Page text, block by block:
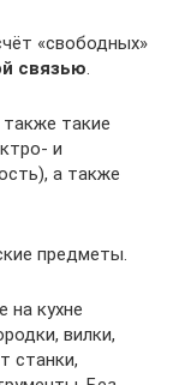
«свободных»
связью.
такие
и
а также
предметы.
на кухне
вилки,
станки,